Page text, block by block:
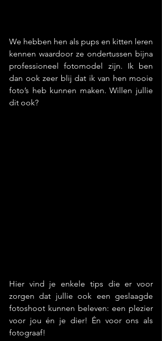
We hebben hen als pups en kitten leren
kennen waardoor ze ondertussen bijna
professioneel fotomodel zijn. Ik ben
dan ook zeer blij dat ik van hen mooie
foto’s heb kunnen maken. Willen jullie
dit ook?
Hier vind je enkele tips die er voor
zorgen dat jullie ook een geslaagde
fotoshoot kunnen beleven: een plezier
voor jou én je dier! Én voor ons als
fotograaf!